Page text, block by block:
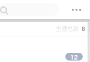
主题总数 8
12